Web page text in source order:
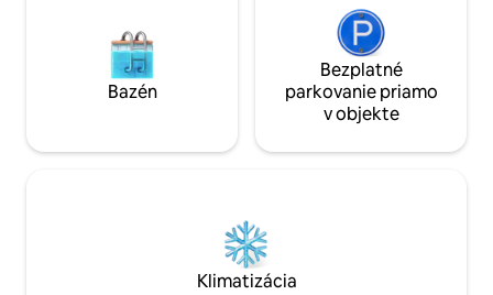
Bazén
Bezplatné
parkovanie priamo
v objekte
Klimatizácia